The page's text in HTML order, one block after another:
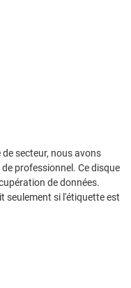
secteur, nous avons
professionnel. Ce disque
de données.
seulement si l'étiquette est